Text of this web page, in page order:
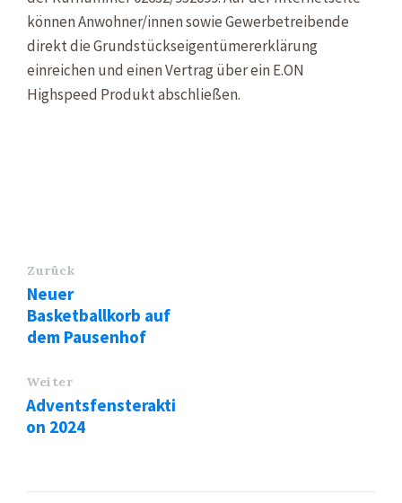
können Anwohner/innen sowie Gewerbetreibende
direkt die Grundstückseigentümererklärung
einreichen und einen Vertrag über ein E.ON
Highspeed Produkt abschließen.
Zurück
Neuer
Basketballkorb auf
dem Pausenhof
Weiter
Adventsfensterakti
on 2024